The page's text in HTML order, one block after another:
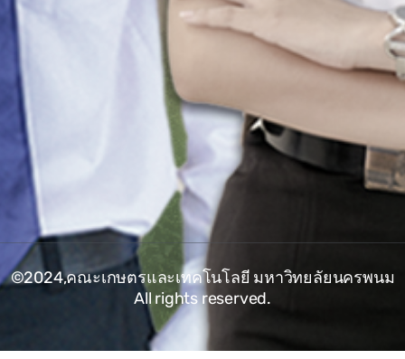
©2024,คณะเกษตรและเทคโนโลยี มหาวิทยลัยนครพนม
All rights reserved.